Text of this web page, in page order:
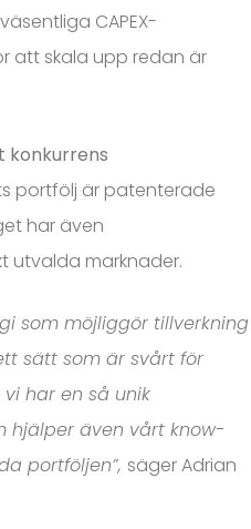
CAPEX-
att skala upp redan är
konkurrens
portfölj är patenterade
har även
utvalda marknader.
som möjliggör tillverkning
sätt som är svårt för
har en så unik
hjälper även vårt know-
portföljen”, säger Adrian